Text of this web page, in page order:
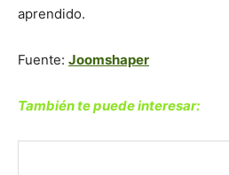
aprendido.
Fuente: Joomshaper
También te puede interesar: